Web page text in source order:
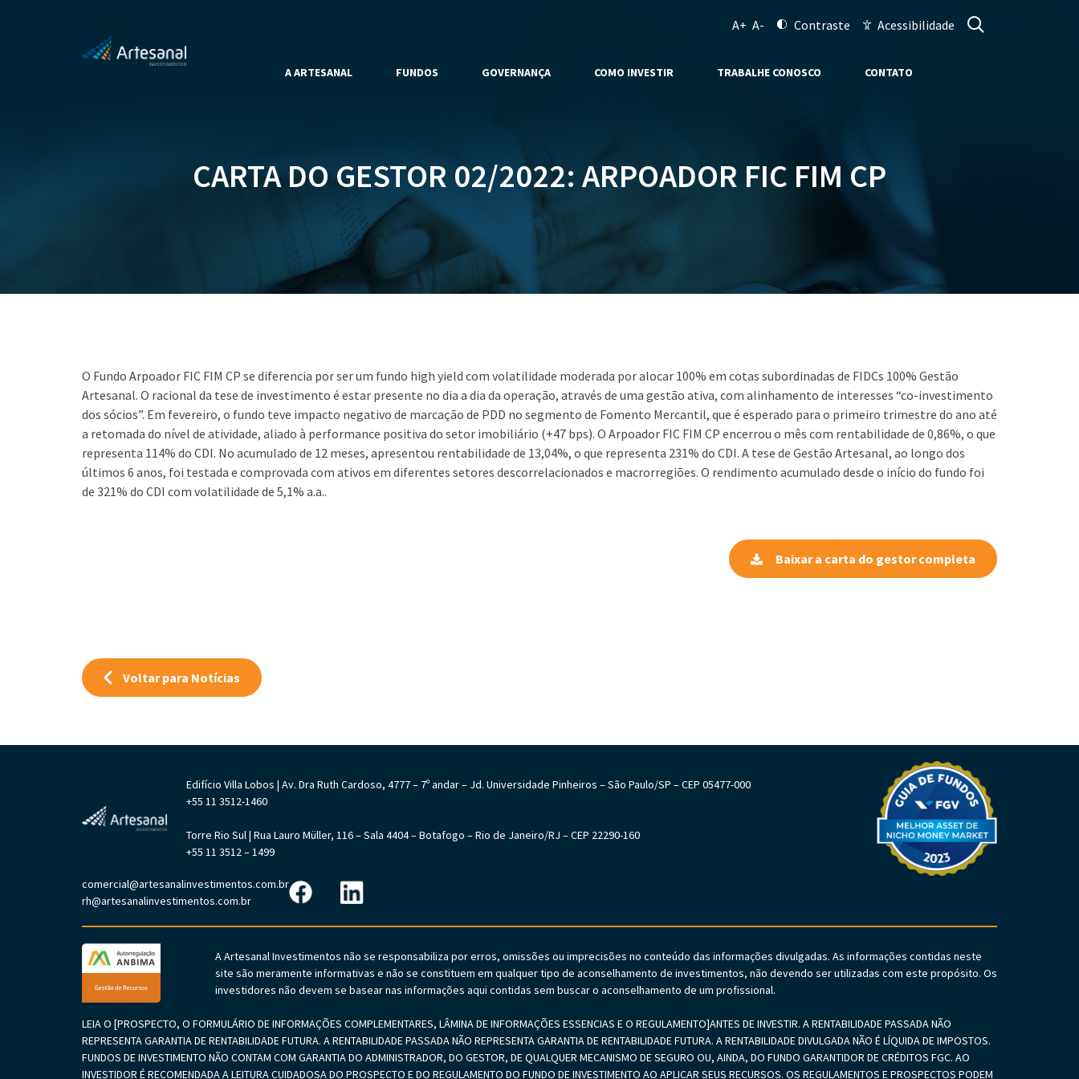
A+ A- Contraste Acessibilidade
A ARTESANAL FUNDOS GOVERNANÇA COMO INVESTIR TRABALHE CONOSCO CONTATO
CARTA DO GESTOR 02/2022: ARPOADOR FIC FIM CP
O Fundo Arpoador FIC FIM CP se diferencia por ser um fundo high yield com volatilidade moderada por alocar 100% em cotas subordinadas de FIDCs 100% Gestão
Artesanal. O racional da tese de investimento é estar presente no dia a dia da operação, através de uma gestão ativa, com alinhamento de interesses “co-investimento
dos sócios”. Em fevereiro, o fundo teve impacto negativo de marcação de PDD no segmento de Fomento Mercantil, que é esperado para o primeiro trimestre do ano até
a retomada do nível de atividade, aliado à performance positiva do setor imobiliário (+47 bps). O Arpoador FIC FIM CP encerrou o mês com rentabilidade de 0,86%, o que
representa 114% do CDI. No acumulado de 12 meses, apresentou rentabilidade de 13,04%, o que representa 231% do CDI. A tese de Gestão Artesanal, ao longo dos
últimos 6 anos, foi testada e comprovada com ativos em diferentes setores descorrelacionados e macrorregiões. O rendimento acumulado desde o início do fundo foi
de 321% do CDI com volatilidade de 5,1% a.a..
Baixar a carta do gestor completa
Voltar para Notícias
Edifício Villa Lobos | Av. Dra Ruth Cardoso, 4777 – 7º andar – Jd. Universidade Pinheiros – São Paulo/SP – CEP 05477-000
+55 11 3512-1460
Torre Rio Sul | Rua Lauro Müller, 116 – Sala 4404 – Botafogo – Rio de Janeiro/RJ – CEP 22290-160
+55 11 3512 – 1499
comercial@artesanalinvestimentos.com.br
rh@artesanalinvestimentos.com.br
A Artesanal Investimentos não se responsabiliza por erros, omissões ou imprecisões no conteúdo das informações divulgadas. As informações contidas neste
site são meramente informativas e não se constituem em qualquer tipo de aconselhamento de investimentos, não devendo ser utilizadas com este propósito. Os
investidores não devem se basear nas informações aqui contidas sem buscar o aconselhamento de um profissional.
LEIA O [PROSPECTO, O FORMULÁRIO DE INFORMAÇÕES COMPLEMENTARES, LÂMINA DE INFORMAÇÕES ESSENCIAS E O REGULAMENTO]ANTES DE INVESTIR. A RENTABILIDADE PASSADA NÃO
REPRESENTA GARANTIA DE RENTABILIDADE FUTURA. A RENTABILIDADE PASSADA NÃO REPRESENTA GARANTIA DE RENTABILIDADE FUTURA. A RENTABILIDADE DIVULGADA NÃO É LÍQUIDA DE IMPOSTOS.
FUNDOS DE INVESTIMENTO NÃO CONTAM COM GARANTIA DO ADMINISTRADOR, DO GESTOR, DE QUALQUER MECANISMO DE SEGURO OU, AINDA, DO FUNDO GARANTIDOR DE CRÉDITOS FGC. AO
INVESTIDOR É RECOMENDADA A LEITURA CUIDADOSA DO PROSPECTO E DO REGULAMENTO DO FUNDO DE INVESTIMENTO AO APLICAR SEUS RECURSOS. OS REGULAMENTOS E PROSPECTOS PODEM